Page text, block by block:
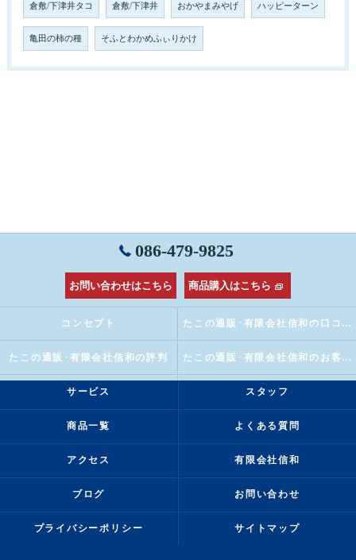
倉敷/下津井タコ 倉敷/下津井 おかやまみやげ ハッピーターン
亀田の柿の種 そふとわかめふぃりかけ
086-479-9825
お問い合わせはこちら 商品購入はこちら
コンセプト たこの通販･有限会社信和の口コミ情報
たこの通販･有限会社信和の評判 たこの通販･有限会社信和のお客様の声
サービス スタッフ
商品一覧 よくある質問
アクセス 有限会社信和
ブログ お問い合わせ
プライバシーポリシー サイトマップ